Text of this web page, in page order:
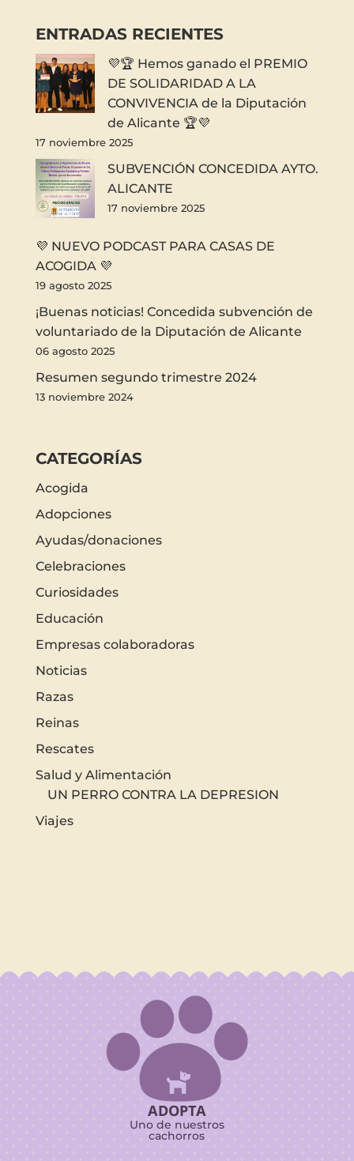
ENTRADAS RECIENTES
💜🏆 Hemos ganado el PREMIO
DE SOLIDARIDAD A LA
CONVIVENCIA de la Diputación
de Alicante 🏆💜
17 noviembre 2025
SUBVENCIÓN CONCEDIDA AYTO.
ALICANTE
17 noviembre 2025
💜 NUEVO PODCAST PARA CASAS DE
ACOGIDA 💜
19 agosto 2025
¡Buenas noticias! Concedida subvención de
voluntariado de la Diputación de Alicante
06 agosto 2025
Resumen segundo trimestre 2024
13 noviembre 2024
CATEGORÍAS
Acogida
Adopciones
Ayudas/donaciones
Celebraciones
Curiosidades
Educación
Empresas colaboradoras
Noticias
Razas
Reinas
Rescates
Salud y Alimentación
UN PERRO CONTRA LA DEPRESION
Viajes

ADOPTA
Uno de nuestros
cachorros